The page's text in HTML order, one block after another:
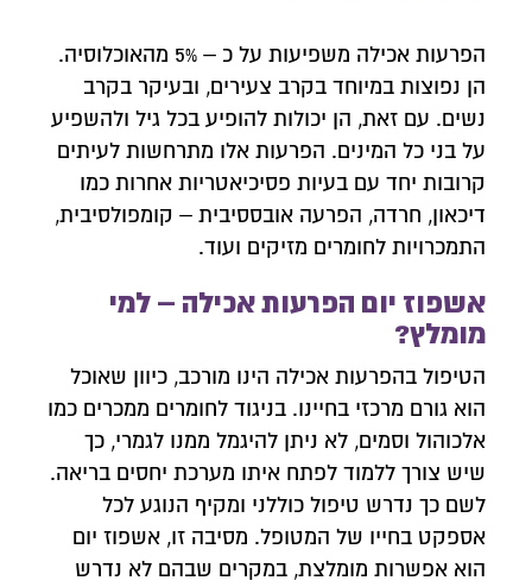
הפרעות אכילה משפיעות על כ – 5% מהאוכלוסיה.
הן נפוצות במיוחד בקרב צעירים, ובעיקר בקרב
נשים. עם זאת, הן יכולות להופיע בכל גיל ולהשפיע
על בני כל המינים. הפרעות אלו מתרחשות לעיתים
קרובות יחד עם בעיות פסיכיאטריות אחרות כמו
דיכאון, חרדה, הפרעה אובססיבית – קומפולסיבית,
התמכרויות לחומרים מזיקים ועוד.
אשפוז יום הפרעות אכילה – למי
מומלץ?
הטיפול בהפרעות אכילה הינו מורכב, כיוון שאוכל
הוא גורם מרכזי בחיינו. בניגוד לחומרים ממכרים כמו
אלכוהול וסמים, לא ניתן להיגמל ממנו לגמרי, כך
שיש צורך ללמוד לפתח איתו מערכת יחסים בריאה.
לשם כך נדרש טיפול כוללני ומקיף הנוגע לכל
אספקט בחייו של המטופל. מסיבה זו, אשפוז יום
הוא אפשרות מומלצת, במקרים שבהם לא נדרש